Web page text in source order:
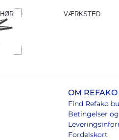
VÆRKSTED
OM
Find Refako
Betingelser
Fordelskort